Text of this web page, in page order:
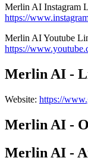
Merlin AI Instagram
https://
Merlin AIYoutube
https://
Merlin AI -
Website: https://
Merlin AI -
Merlin AI -